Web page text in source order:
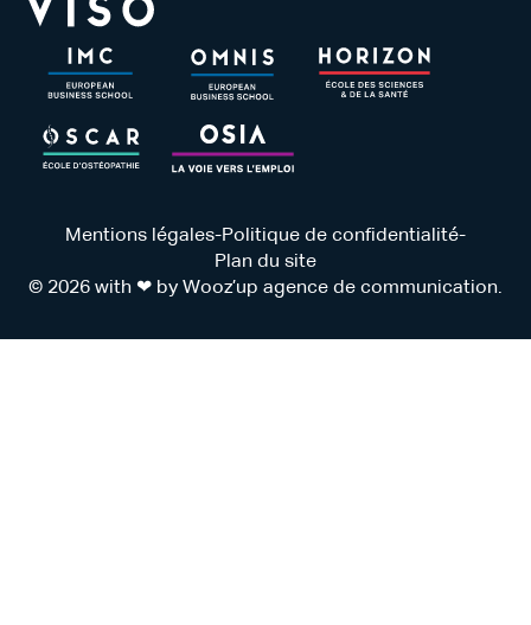
Mentions légales-Politique de confidentialité-
Plan du site
© 2026 with ❤ by Wooz’up agence de communication.